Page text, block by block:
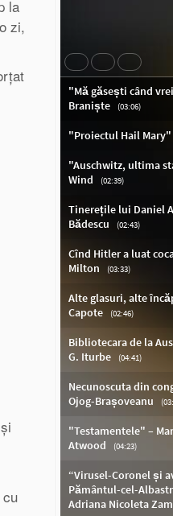
la
zi,